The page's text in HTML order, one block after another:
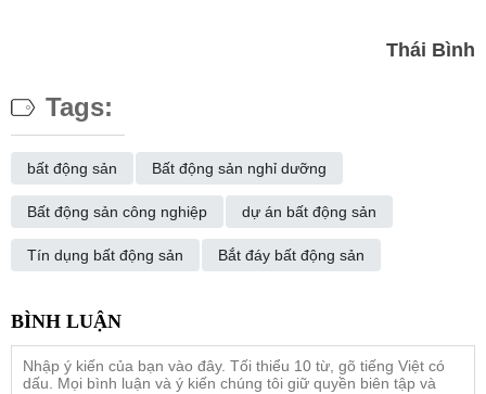
Thái Bình
Tags:
bất động sản Bất động sản nghỉ dưỡng
Bất động sản công nghiệp dự án bất động sản
Tín dụng bất động sản Bắt đáy bất động sản